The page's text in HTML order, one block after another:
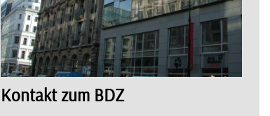
Kontakt zum BDZ